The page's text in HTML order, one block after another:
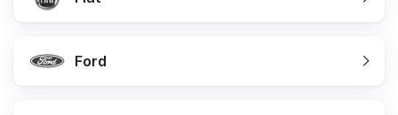
Ford